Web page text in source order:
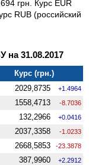
грн. Курс EUR
RUB (российский
31.08.2017
Курс (грн.)
2029,8735 +1.4964
1558,4713 -8.7036
132,2966 +0.0416
2037,3358 -1.0233
2668,5853 -23.3878
387,9960 +2.2912